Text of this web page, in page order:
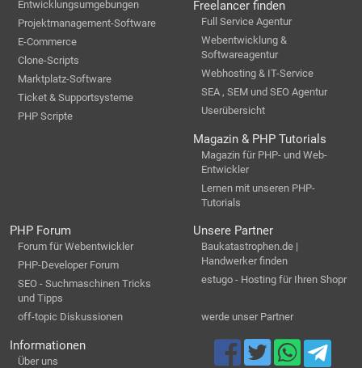
Entwicklungsumgebungen
Projektmanagement-Software
E-Commerce
Clone-Scripts
Marktplatz-Software
Ticket & Supportsysteme
PHP Scripte
Freelancer finden
Full Service Agentur
Webentwicklung &
Softwareagentur
Webhosting & IT-Service
SEA , SEM und SEO Agentur
Userübersicht
Magazin & PHP Tutorials
Magazin für PHP- und Web-
Entwickler
Lernen mit unseren PHP-
Tutorials
PHP Forum
Forum für Webentwickler
PHP-Developer Forum
SEO - Suchmaschinen Tricks
und Tipps
off-topic Diskussionen
Unsere Partner
Baukatastrophen.de |
Handwerker finden
estugo - Hosting für Ihren Shopr
werde unser Partner
Informationen
Über uns